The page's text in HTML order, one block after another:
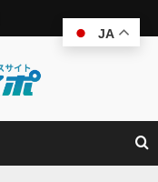
JA